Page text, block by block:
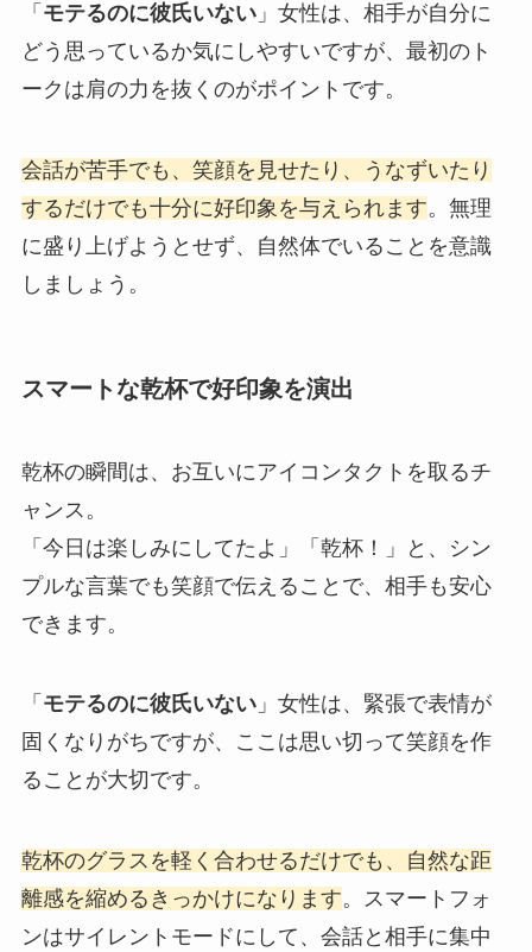
「 モテるのに彼氏いない」女性は、相手が自分に
どう思っているか気にしやすいですが、最初のト
ークは肩の力を抜くのがポイントです。
会話が苦手でも、笑顔を見せたり、うなずいたり
するだけでも十分に好印象を与えられます。無理
に盛り上げようとせず、自然体でいることを意識
しましょう。
スマートな乾杯で好印象を演出
乾杯の瞬間は、お互いにアイコンタクトを取るチ
ャンス。
「今日は楽しみにしてたよ」「乾杯！」と、シン
プルな言葉でも笑顔で伝えることで、相手も安心
できます。
「 モテるのに彼氏いない」女性は、緊張で表情が
固くなりがちですが、ここは思い切って笑顔を作
ることが大切です。
乾杯のグラスを軽く合わせるだけでも、自然な距
離感を縮めるきっかけになります。スマートフォ
ンはサイレントモードにして、会話と相手に集中